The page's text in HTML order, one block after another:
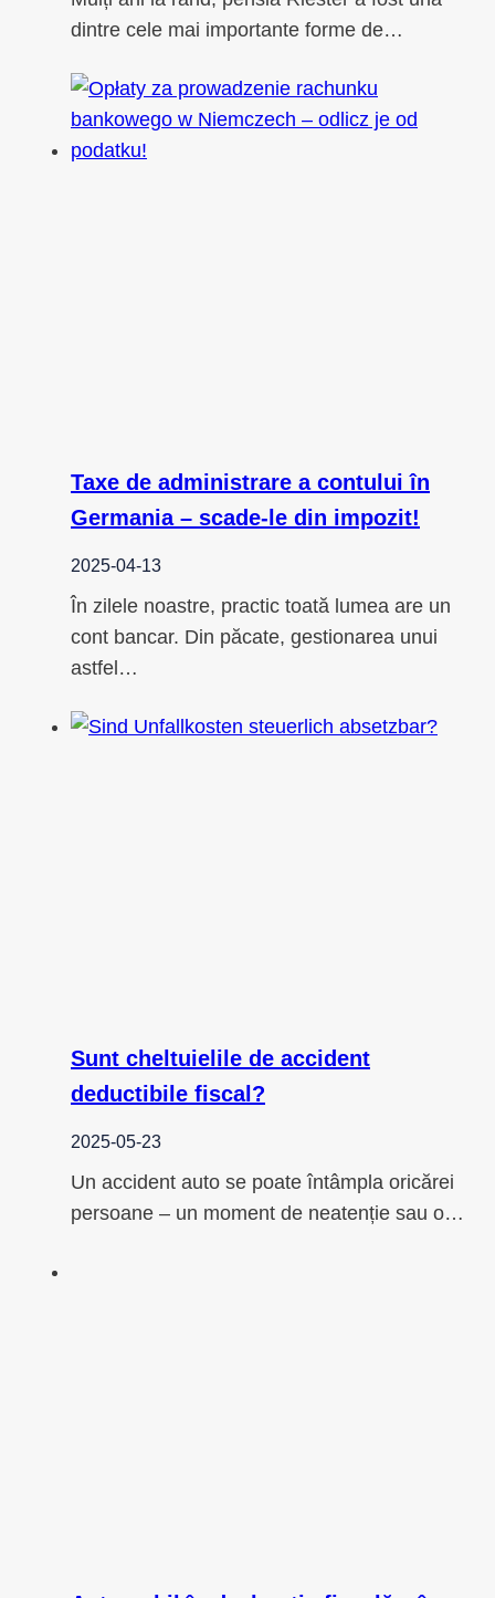
dintre cele mai importante forme de…
Taxe de administrare a contului în
Germania – scade-le din impozit!
2025-04-13
În zilele noastre, practic toată lumea are un
cont bancar. Din păcate, gestionarea unui
astfel…
Sunt cheltuielile de accident
deductibile fiscal?
2025-05-23
Un accident auto se poate întâmpla oricărei
persoane – un moment de neatenție sau o…